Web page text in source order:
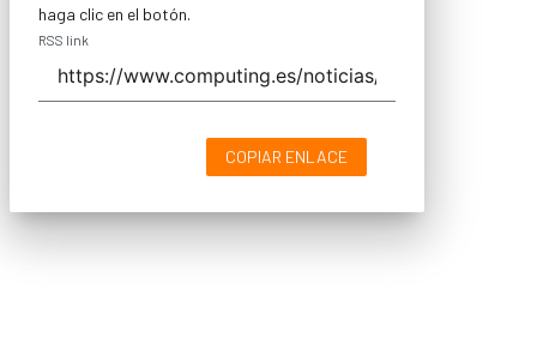
haga clic en el botón.
RSS link
COPIAR ENLACE